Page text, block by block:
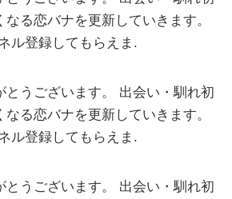
る恋バナを更新していきます。
ル登録してもらえま.
とうございます。 出会い・馴れ初
る恋バナを更新していきます。
ル登録してもらえま.
とうございます。 出会い・馴れ初